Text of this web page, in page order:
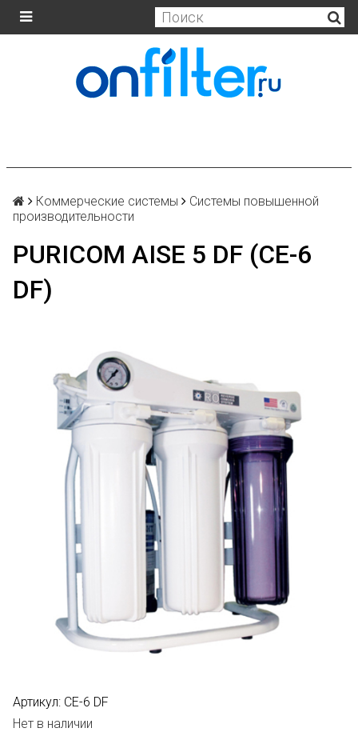
Коммерческие системы
Системы повышенной
производительности
PURICOM AISE 5 DF (CE-6
DF)
Артикул: CE-6 DF
Нет в наличии